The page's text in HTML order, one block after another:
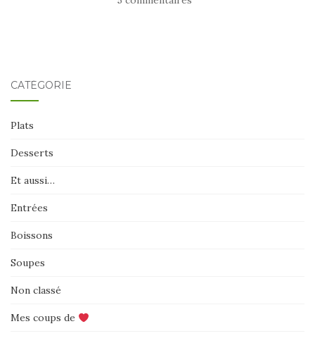
CATÉGORIE
Plats
Desserts
Et aussi…
Entrées
Boissons
Soupes
Non classé
Mes coups de